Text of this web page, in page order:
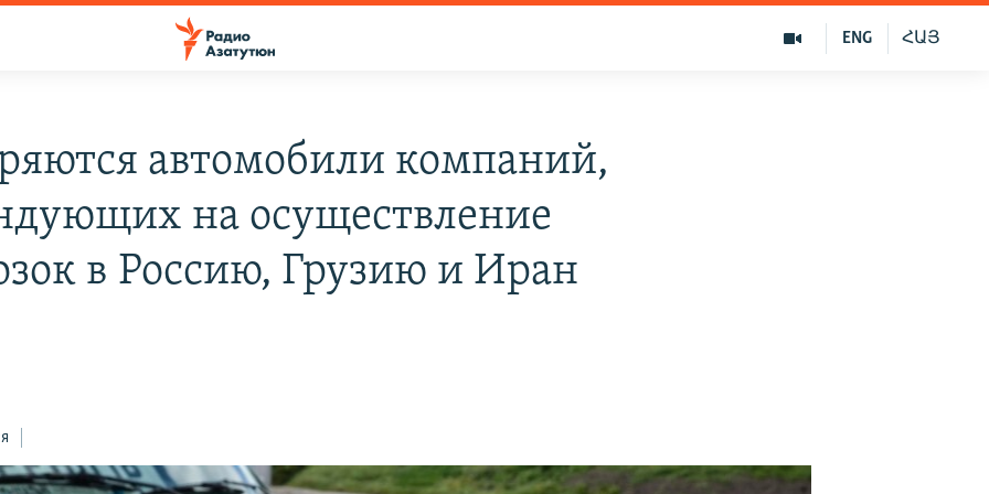
ՀԱՅ
ENG
автомобили компаний,
на осуществление
в Россию, Грузию и Иран